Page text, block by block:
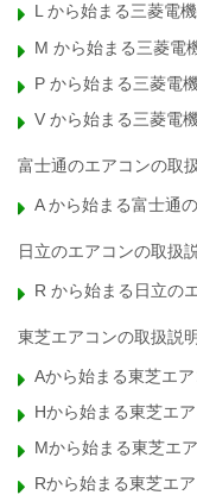
L から始まる三菱電
M から始まる三菱電
P から始まる三菱電
V から始まる三菱電
富士通のエアコンの取
A から始まる富士通
日立のエアコンの取扱
R から始まる日立の
東芝エアコンの取扱説
Aから始まる東芝エ
Hから始まる東芝エ
Mから始まる東芝エ
Rから始まる東芝エ